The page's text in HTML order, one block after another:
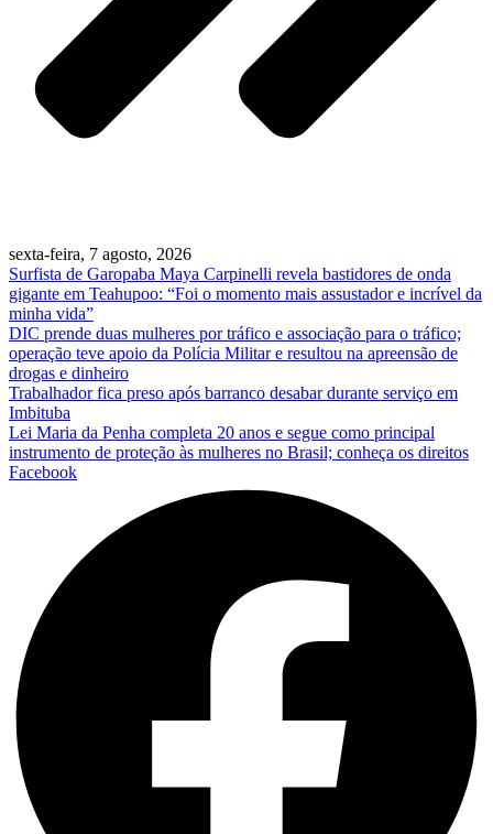
sexta-feira, 7 agosto, 2026
Surfista de Garopaba Maya Carpinelli revela bastidores de onda
gigante em Teahupoo: “Foi o momento mais assustador e incrível da
minha vida”
DIC prende duas mulheres por tráfico e associação para o tráfico;
operação teve apoio da Polícia Militar e resultou na apreensão de
drogas e dinheiro
Trabalhador fica preso após barranco desabar durante serviço em
Imbituba
Lei Maria da Penha completa 20 anos e segue como principal
instrumento de proteção às mulheres no Brasil; conheça os direitos
Facebook